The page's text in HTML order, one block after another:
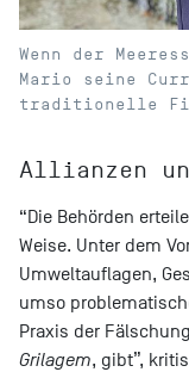
Wenn der
Mario seine
traditionelle
Allianzen
“Die Behörden
Weise. Unter dem
Umweltauflagen,
umso
Praxis der
Grilagem, gibt”,